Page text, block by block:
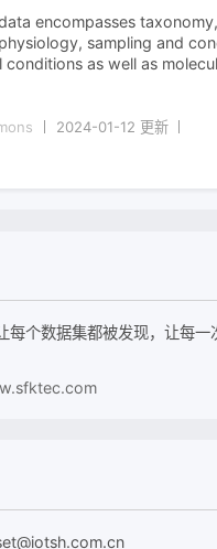
encompasses taxonomy,
sampling and
conditions as well as
2024-01-12 更新
个数据集都被发现，让每一